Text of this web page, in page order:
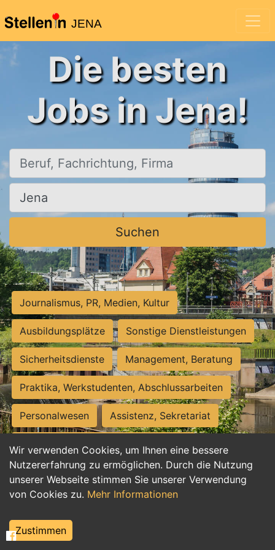
JENA
Wir verwenden Cookies, um Ihnen eine bessere
Nutzererfahrung zu ermöglichen. Durch die Nutzung
unserer Webseite stimmen Sie unserer Verwendung
von Cookies zu. Mehr Informationen
Zustimmen
Die besten
Jobs in Jena!
Beruf, Fachrichtung, Firma
Ort, Stadt
Suchen
Journalismus, PR, Medien, Kultur
Ausbildungsplätze Sonstige Dienstleistungen
Sicherheitsdienste Management, Beratung
Praktika, Werkstudenten, Abschlussarbeiten
Personalwesen Assistenz, Sekretariat
Hilfskräfte, Aushilfs- und Nebenjobs
Einkauf, Logistik, Materialwirtschaft
Weiterbildung, Studium, duale Ausbildung
Tourismus